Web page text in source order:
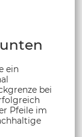
ein
bei
Pfeile im